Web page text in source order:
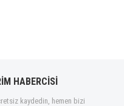
HABERCİSİ
kaydedin, hemen bizi